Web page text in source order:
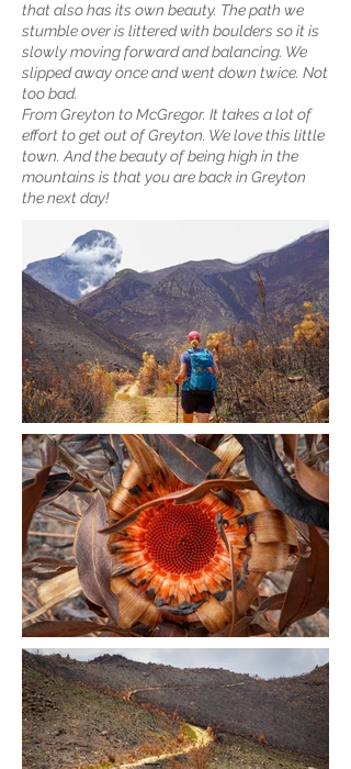
that also has its own beauty. The path we
stumble over is littered with boulders so it is
slowly moving forward and balancing. We
slipped away once and went down twice. Not
too bad.
From Greyton to McGregor. It takes a lot of
effort to get out of Greyton. We love this little
town. And the beauty of being high in the
mountains is that you are back in Greyton
the next day!